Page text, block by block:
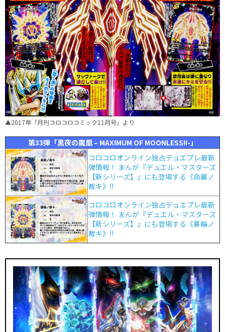
▲2017年「月刊コロコロコミック11月号」より
第33弾「黒夜の魔凰 – MAXIMUM OF MOONLESS!!-」
コロコロオンライン独占デュエプレ最新
弾情報！ まんが『デュエル・マスターズ
【新シリーズ】』にも登場する《命翼ノ
裁キ》!!
コロコロオンライン独占デュエプレ最新
弾情報！ まんが『デュエル・マスターズ
【新シリーズ】』にも登場する《暴輪ノ
裁キ》!!